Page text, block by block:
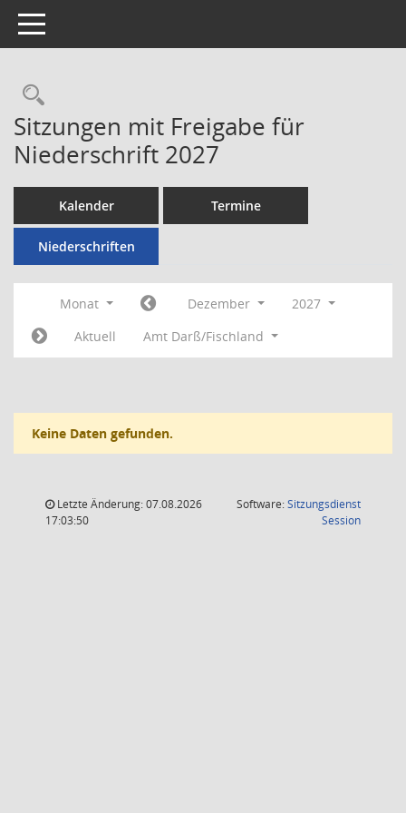
Toggle navigation
Rechercheauswahl
Sitzungen mit Freigabe für
Niederschrift 2027
Kalender Termine
Niederschriften
Monat Dezember
2027
Aktuell
Amt Darß/Fischland
Keine Daten gefunden.
Letzte Änderung: 07.08.2026
17:03:50
Software:Sitzungsdienst
Session(Wird in